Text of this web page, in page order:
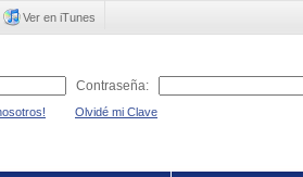
Ver en iTunes
Contraseña:
Olvidé mi Clave